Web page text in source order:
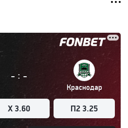
- : -
X 3.60
Краснодар
П2 3.25